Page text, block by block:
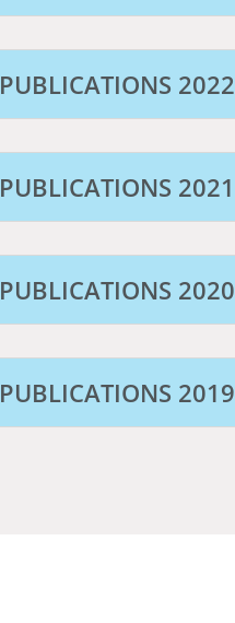
PUBLICATIONS 2022
PUBLICATIONS 2021
PUBLICATIONS 2020
PUBLICATIONS 2019